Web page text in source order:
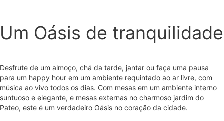
Um Oásis de tranquilidade
Desfrute de um almoço, chá da tarde, jantar ou faça uma pausa
para um happy hour em um ambiente requintado ao ar livre, com
música ao vivo todos os dias. Com mesas em um ambiente interno
suntuoso e elegante, e mesas externas no charmoso jardim do
Pateo, este é um verdadeiro Oásis no coração da cidade.